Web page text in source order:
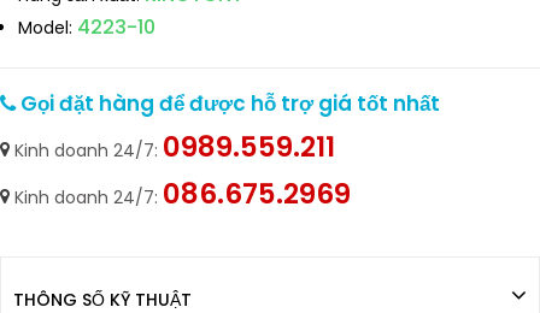
Model: 4223-10
Gọi đặt hàng để được hỗ trợ giá tốt nhất
Kinh doanh 24/7: 0989.559.211
Kinh doanh 24/7: 086.675.2969
THÔNG SỐ KỸ THUẬT